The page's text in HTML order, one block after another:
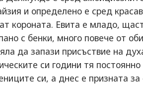
и определено е сред
короната. Евита е младо,
с бенки, много повече от
да запази присъствие на
си години тя
си, а днес е призната